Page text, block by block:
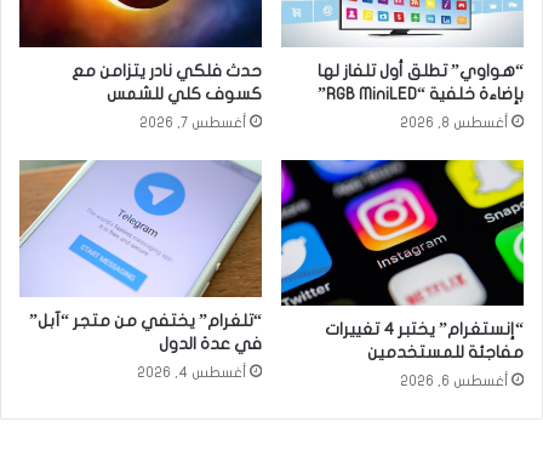
“هواوي” تطلق أول تلفاز لها
بإضاءة خلفية “RGB MiniLED”
أغسطس 8, 2026
حدث فلكي نادر يتزامن مع
كسوف كلي للشمس
أغسطس 7, 2026
“إنستغرام” يختبر 4 تغييرات
مفاجئة للمستخدمين
أغسطس 6, 2026
“تلغرام” يختفي من متجر “آبل”
في عدة الدول
أغسطس 4, 2026